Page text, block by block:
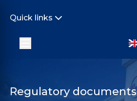
Quick links
Regulatory documents